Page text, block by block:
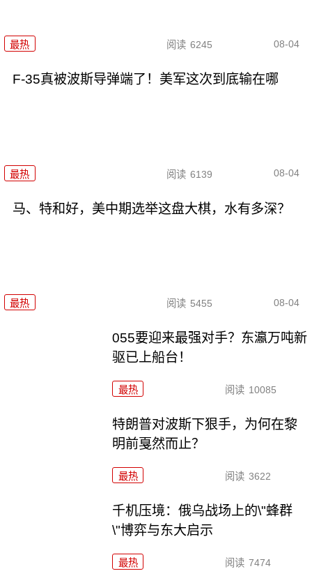
最热 阅读 6245 08-04
F-35真被波斯导弹端了！美军这次到底输在哪
最热 阅读 6139 08-04
马、特和好，美中期选举这盘大棋，水有多深？
最热 阅读 5455 08-04
055要迎来最强对手？东瀛万吨新
驱已上船台！
最热 阅读 10085
特朗普对波斯下狠手，为何在黎
明前戛然而止？
最热 阅读 3622
千机压境：俄乌战场上的\"蜂群
\"博弈与东大启示
最热 阅读 7474